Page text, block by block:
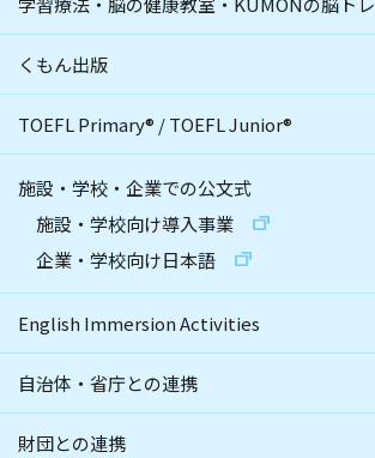
くもん出版
TOEFL Primary® /TOEFL Junior®
施設・学校・企業での公文式
施設・学校向け導入事業
企業・学校向け日本語
English Immersion Activities
自治体・省庁との連携
財団との連携